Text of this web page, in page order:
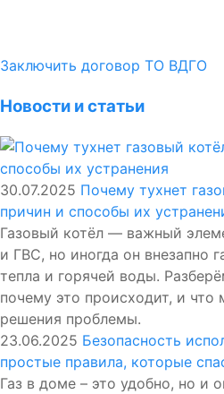
Заключить договор ТО ВДГО
Новости и статьи
30.07.2025 Почему тухнет
причин и способы их
Газовый котёл — важный
и ГВС, но иногда он внезапно
тепла и горячей воды.
почему это происходит, и что
решения проблемы.
23.06.2025 Безопасность
простые правила, которые
Газ в доме – это удобно, но и